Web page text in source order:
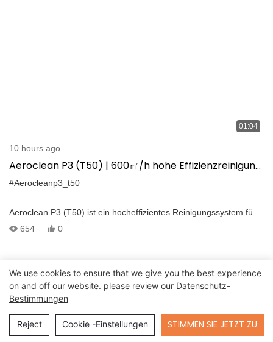
01:04
10 hours ago
Aeroclean P3 (T50) | 600㎡/h hohe Effizienzreinigung
für DJI M300/M350/M.400
#Aerocleanp3_t50
Aeroclean P3 (T50) ist ein hocheffizientes Reinigungssystem für
DJI M300 /M350 /M400-Drohnen. Es liefert: -600㎡/h
nach Ergebnissen
654 0
Send Inquiry
We use cookies to ensure that we give you the best experience
on and off our website. please review our Datenschutz-
Bestimmungen
Reject Cookie -Einstellungen STIMMEN SIE JETZT ZU